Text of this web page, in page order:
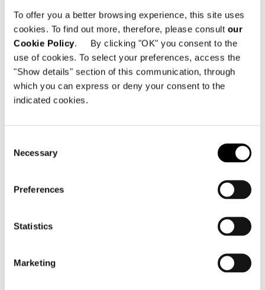
To offer you a better browsing experience, this site uses
cookies. To find out more, therefore, please consult our
Cookie Policy. By clicking "OK" you consent to the
use of cookies. To select your preferences, access the
"Show details" section of this communication, through
which you can express or deny your consent to the
indicated cookies.
Selection
Necessary
Preferences
Statistics
Marketing
Valencia, haus im Pinienwald